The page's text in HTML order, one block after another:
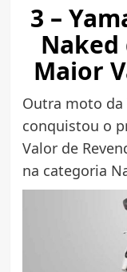
3 –
Naked
Maior
Outra moto da
conquistou o
Valor de
na categoria